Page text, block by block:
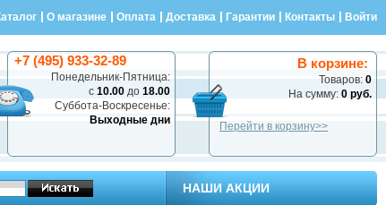
О магазине Оплата Доставка Гарантии Контакты Войти
В корзине:
Товаров: 0
На сумму: 0 руб.
Перейти в корзину>>
+7 (495) 933-32-89
Понедельник-Пятница:
с 10.00 до 18.00
Суббота-Воскресенье:
Выходные дни
НАШИ АКЦИИ